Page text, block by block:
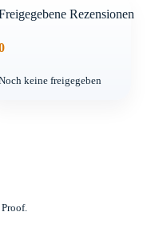
Rezensionen
keine freigegeben